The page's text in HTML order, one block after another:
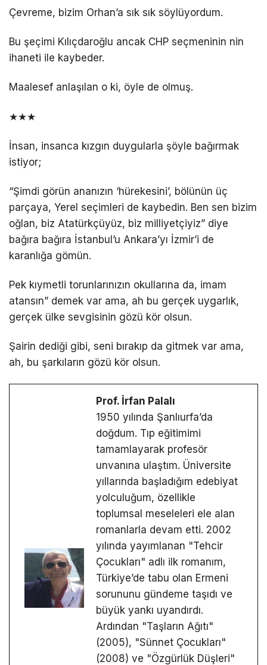
Çevreme, bizim Orhan’a sık sık söylüyordum.
Bu şeçimi Kılıçdaroğlu ancak CHP seçmeninin nin
ihaneti ile kaybeder.
Maalesef anlaşılan o ki, öyle de olmuş.
★★★
İnsan, insanca kızgın duygularla şöyle bağırmak
istiyor;
“Şimdi görün ananızın ‘hürekesini’, bölünün üç
parçaya, Yerel seçimleri de kaybedin. Ben sen bizim
oğlan, biz Atatürkçüyüz, biz milliyetçiyiz” diye
bağıra bağıra İstanbul’u Ankara’yı İzmir’i de
karanlığa gömün.
Pek kıymetli torunlarınızın okullarına da, imam
atansın” demek var ama, ah bu gerçek uygarlık,
gerçek ülke sevgisinin gözü kör olsun.
Şairin dediği gibi, seni bırakıp da gitmek var ama,
ah, bu şarkıların gözü kör olsun.
Prof. İrfan Palalı
1950 yılında Şanlıurfa’da
doğdum. Tıp eğitimimi
tamamlayarak profesör
unvanına ulaştım. Üniversite
yıllarında başladığım edebiyat
yolculuğum, özellikle
toplumsal meseleleri ele alan
romanlarla devam etti. 2002
yılında yayımlanan "Tehcir
Çocukları" adlı ilk romanım,
Türkiye’de tabu olan Ermeni
sorununu gündeme taşıdı ve
büyük yankı uyandırdı.
Ardından "Taşların Ağıtı"
(2005), "Sünnet Çocukları"
(2008) ve "Özgürlük Düşleri"